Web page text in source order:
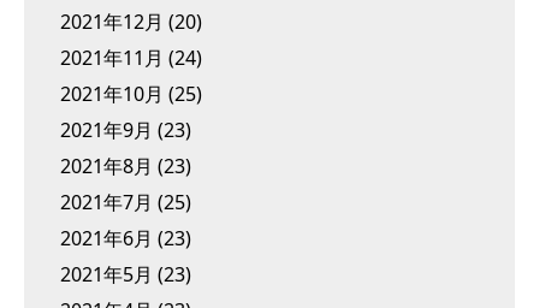
2021年12月 (20)
2021年11月 (24)
2021年10月 (25)
2021年9月 (23)
2021年8月 (23)
2021年7月 (25)
2021年6月 (23)
2021年5月 (23)